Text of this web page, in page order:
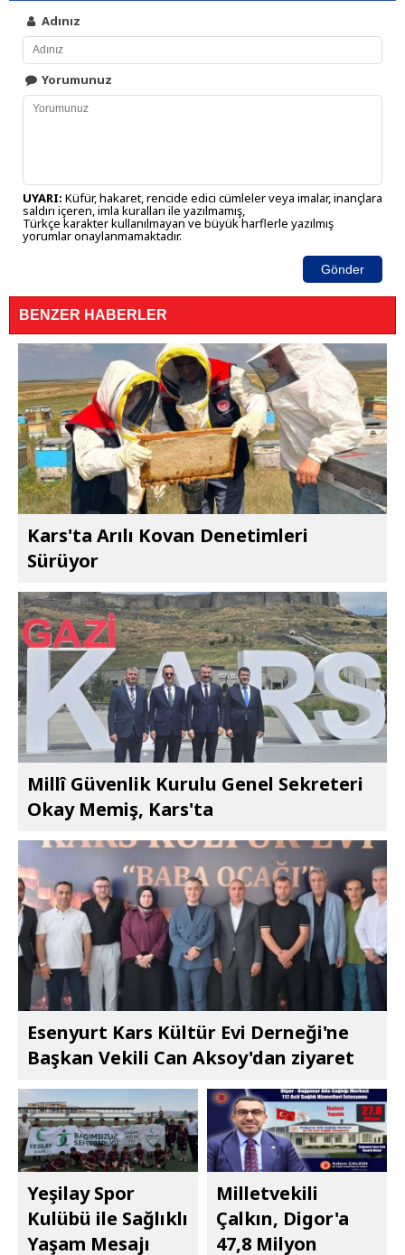
Adınız
Yorumunuz
UYARI: Küfür, hakaret, rencide edici cümleler veya imalar, inançlara
saldırı içeren, imla kuralları ile yazılmamış,
Türkçe karakter kullanılmayan ve büyük harflerle yazılmış
yorumlar onaylanmamaktadır.
Gönder
BENZER HABERLER
Kars'ta Arılı Kovan Denetimleri
Sürüyor
Millî Güvenlik Kurulu Genel Sekreteri
Okay Memiş, Kars'ta
Esenyurt Kars Kültür Evi Derneği'ne
Başkan Vekili Can Aksoy'dan ziyaret
Yeşilay Spor
Kulübü ile Sağlıklı
Yaşam Mesajı
Milletvekili
Çalkın, Digor'a
47,8 Milyon